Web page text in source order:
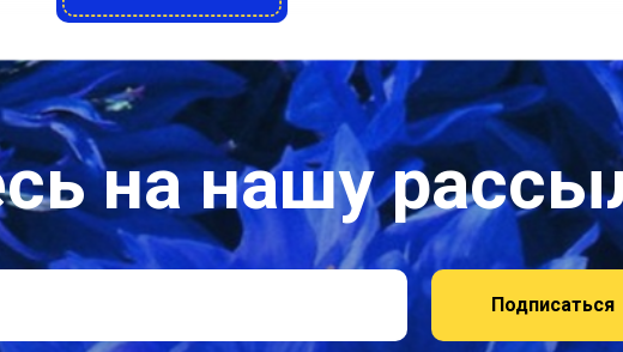
на нашу
Подписаться